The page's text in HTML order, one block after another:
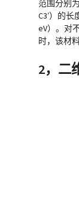
范围分别
C3′）的
eV）。对
时，该材
2，二